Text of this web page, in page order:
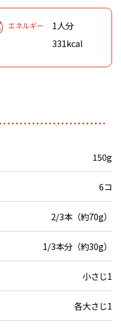
エネルギー
1人分
331kcal
150g
6コ
2/3本（約70g）
1/3本分（約30g）
小さじ1
各大さじ1